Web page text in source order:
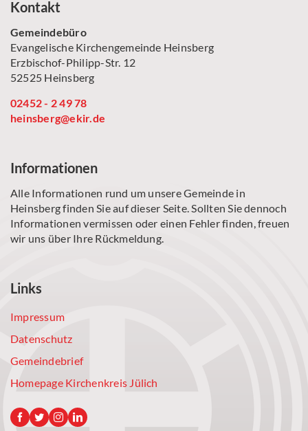
Kontakt
Gemeindebüro
Evangelische Kirchengemeinde Heinsberg
Erzbischof-Philipp-Str. 12
52525 Heinsberg
02452 - 2 49 78
heinsberg@ekir.de
Informationen
Alle Informationen rund um unsere Gemeinde in
Heinsberg finden Sie auf dieser Seite. Sollten Sie dennoch
Informationen vermissen oder einen Fehler finden, freuen
wir uns über Ihre Rückmeldung.
Links
Impressum
Datenschutz
Gemeindebrief
Homepage Kirchenkreis Jülich